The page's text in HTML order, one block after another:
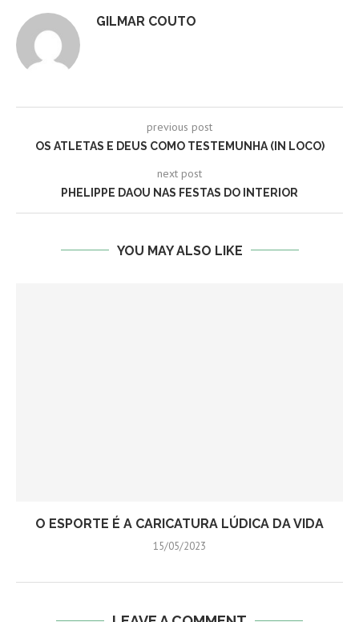
GILMAR COUTO
previous post
OS ATLETAS E DEUS COMO TESTEMUNHA (IN LOCO)
next post
PHELIPPE DAOU NAS FESTAS DO INTERIOR
YOU MAY ALSO LIKE
O ESPORTE É A CARICATURA LÚDICA DA VIDA
15/05/2023